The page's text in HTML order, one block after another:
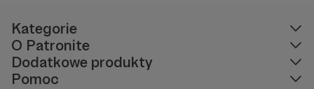
Kategorie
O Patronite
Dodatkowe produkty
Pomoc